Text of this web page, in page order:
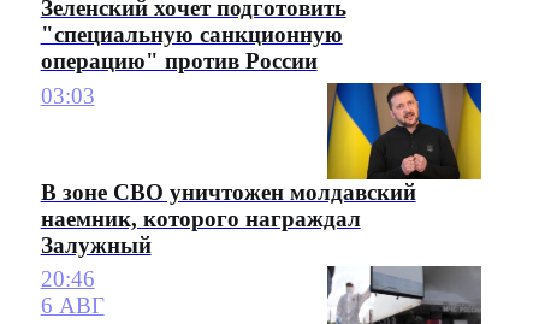
Зеленский хочет подготовить
"специальную санкционную
операцию" против России
03:03
В зоне СВО уничтожен молдавский
наемник, которого награждал
Залужный
20:46
6 АВГ